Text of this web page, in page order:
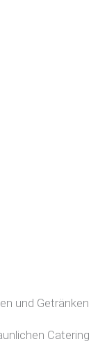
und Getränken